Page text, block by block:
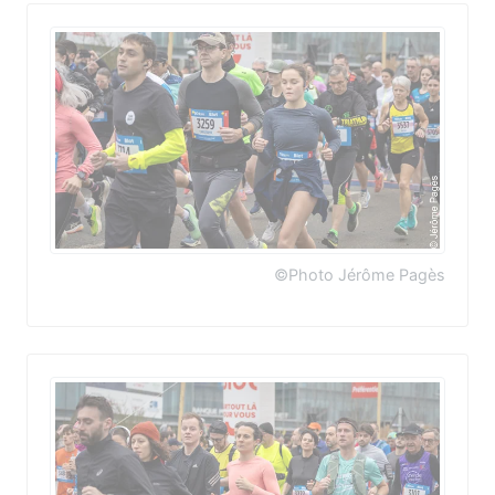
©Photo Jérôme Pagès